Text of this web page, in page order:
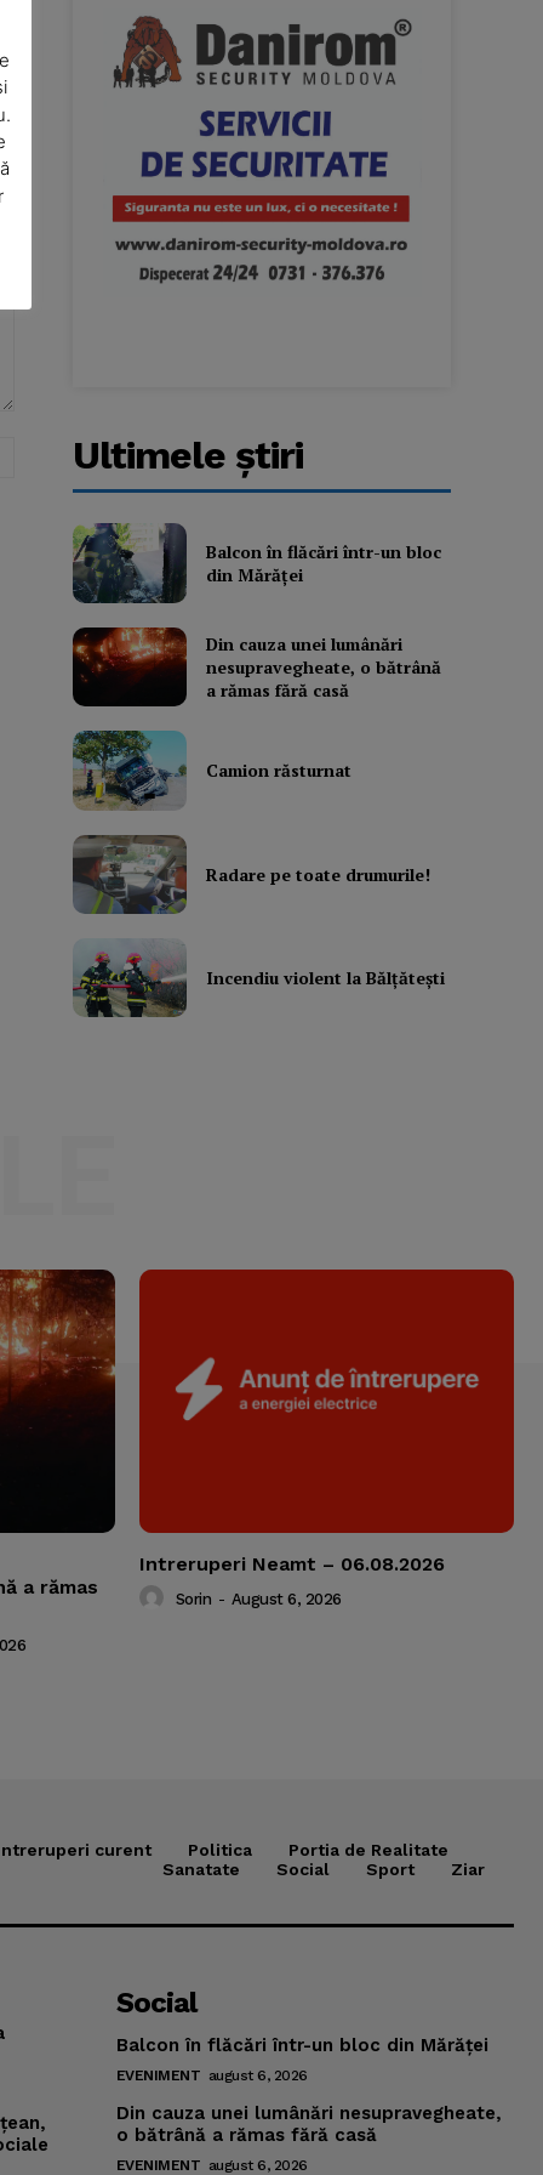
Website:Ultimele ştiri
Balcon în flăcări într-un bloc
din Mărăţei
Din cauza unei lumânări
nesupravegheate, o bătrână
a rămas fără casă
Camion răsturnat
Radare pe toate drumurile!
Incendiu violent la Bălţăteşti
a rămas
Intreruperi Neamt – 06.08.2026
Sorin - August 6, 2026
curent Politica
Portia de Realitate
Sanatate
Social Sport Ziar
Social
Balcon în flăcări într-un bloc din Mărăţei
EVENIMENT august 6, 2026
Din cauza unei lumânări nesupravegheate,
o bătrână a rămas fără casă
EVENIMENT august 6, 2026